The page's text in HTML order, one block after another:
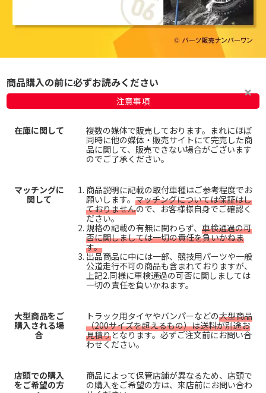
商品購入の前に必ずお読みください
注意事項
在庫に関して
複数の媒体で販売しております。まれにほぼ
同時に他の媒体・販売サイトにて完売した商
品に関して、販売できない場合がございます
のでご了承ください。
マッチングに
関して
商品説明に記載の取付車種はご参考程度でお
願いします。 マッチングについては保証はし
ておりませんので、お客様様自身でご確認く
ださい。
規格の記載の有無に関わらず、 車検通過の可
否に関しましては一切の責任を負いかねま
す。
出品商品に中には一部、競技用パーツや一般
公道走行不可の商品も含まれておりますが、
上記2.同様に車検通過の可否に関しましては
一切の責任を負いかねます。
大型商品をご
購入される場
合
トラック用タイヤやバンパーなどの大型商品
（200サイズを超えるもの）は送料が別途お
見積りとなります。必ずご注文前にお問い合
わせください。
店頭での購入
をご希望の方
商品によって保管店舗が異なるため、店頭で
の購入をご希望の方は、来店前にお問い合わ